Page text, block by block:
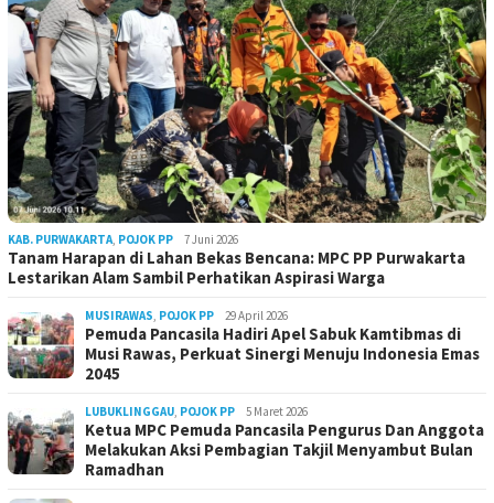
KAB. PURWAKARTA, POJOK PP 7 Juni 2026
Tanam Harapan di Lahan Bekas Bencana: MPC PP Purwakarta
Lestarikan Alam Sambil Perhatikan Aspirasi Warga
MUSIRAWAS, POJOK PP 29 April 2026
Pemuda Pancasila Hadiri Apel Sabuk Kamtibmas di
Musi Rawas, Perkuat Sinergi Menuju Indonesia Emas
2045
LUBUKLINGGAU, POJOK PP 5 Maret 2026
Ketua MPC Pemuda Pancasila Pengurus Dan Anggota
Melakukan Aksi Pembagian Takjil Menyambut Bulan
Ramadhan